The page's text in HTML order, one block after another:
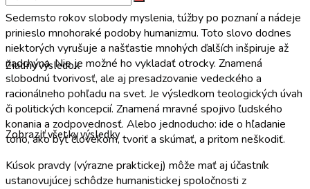
Žiadny výsledok
Zobraziť všetky výsledky
Sedemsto rokov slobody myslenia, túžby po poznaní a nádeje
prinieslo mnohoraké podoby humanizmu. Toto slovo dodnes
niektorých vyrušuje a našťastie mnohých ďalších inšpiruje až
nadchýna. Nie je možné ho vykladať otrocky. Znamená
slobodnú tvorivosť, ale aj presadzovanie vedeckého a
racionálneho pohľadu na svet. Je výsledkom teologických úvah
či politických koncepcií. Znamená mravné spojivo ľudského
konania a zodpovednosť. Alebo jednoducho: ide o hľadanie
toho, ako byť človekom, tvoriť a skúmať, a pritom neškodiť.
Kúsok pravdy (výrazne praktickej) môže mať aj účastník
ustanovujúcej schôdze humanistickej spoločnosti z